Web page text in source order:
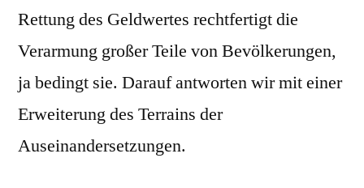
Rettung des Geldwertes rechtfertigt die
Verarmung großer Teile von Bevölkerungen,
ja bedingt sie. Darauf antworten wir mit einer
Erweiterung des Terrains der
Auseinandersetzungen.